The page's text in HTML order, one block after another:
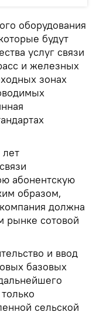
оборудования
будут
услуг связи
и железных
зонах
абонентскую
образом,
должна
рынке сотовой
и ввод
базовых
сельской